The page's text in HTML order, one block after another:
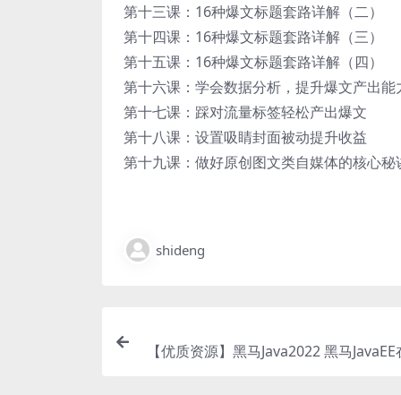
第十三课：16种爆文标题套路详解（二）
第十四课：16种爆文标题套路详解（三）
第十五课：16种爆文标题套路详解（四）
第十六课：学会数据分析，提升爆文产出能
第十七课：踩对流量标签轻松产出爆文
第十八课：设置吸睛封面被动提升收益
第十九课：做好原创图文类自媒体的核心秘
shideng
【优质资源】黑马Java2022 黑马JavaEE